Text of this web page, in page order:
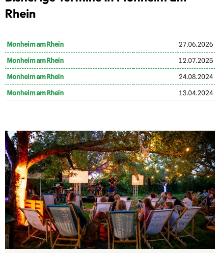
Rhein
Monheim am Rhein 27.06.2026
Monheim am Rhein 12.07.2025
Monheim am Rhein 24.08.2024
Monheim am Rhein 13.04.2024